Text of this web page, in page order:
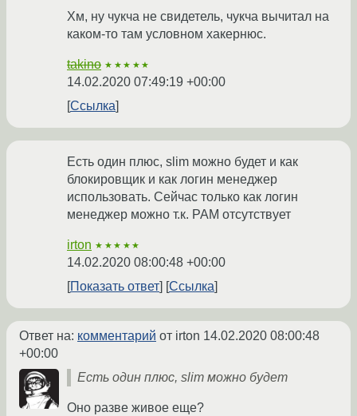
Хм, ну чукча не свидетель, чукча вычитал на
каком-то там условном хакернюс.
takino ★★★★★
14.02.2020 07:49:19 +00:00
Ссылка
Есть один плюс, slim можно будет и как
блокировщик и как логин менеджер
использовать. Сейчас только как логин
менеджер можно т.к. PAM отсутствует
irton ★★★★★
14.02.2020 08:00:48 +00:00
Показать ответ
Ссылка
Ответ на: комментарий от irton 14.02.2020 08:00:48
+00:00
Есть один плюс, slim можно будет
Оно разве живое еще?